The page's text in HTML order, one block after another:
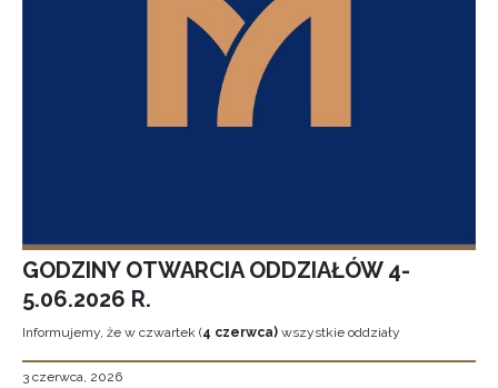
GODZINY OTWARCIA ODDZIAŁÓW 4-
5.06.2026 R.
Informujemy, że w czwartek (4 czerwca) wszystkie oddziały
3 czerwca, 2026